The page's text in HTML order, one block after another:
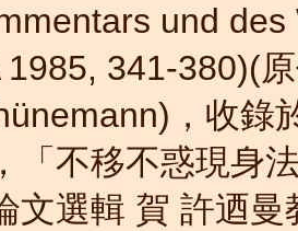
und
1985, 341-380)(
ünemann) ，收錄
「不移不惑現身
文選輯 賀 許迺